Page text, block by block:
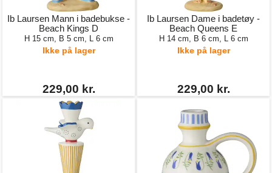
Ib Laursen Mann i badebukse -
Beach Kings D
H 15 cm, B 5 cm, L 6 cm
Ikke på lager
229,00 kr.
Ib Laursen Dame i badetøy -
Beach Queens E
H 14 cm, B 6 cm, L 6 cm
Ikke på lager
229,00 kr.